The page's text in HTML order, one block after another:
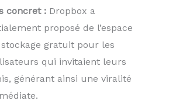
concret : Dropbox a
proposé de l’espace
stockage gratuit pour les
qui invitaient leurs
générant ainsi une viralité